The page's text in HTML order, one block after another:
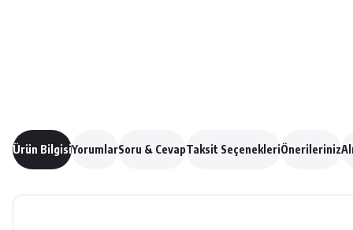
Ürün BilgisiYorumlarSoru & CevapTaksit SeçenekleriÖnerileriniz